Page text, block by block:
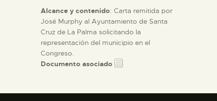
Alcance y contenido: Carta remitida por
José Murphy al Ayuntamiento de Santa
Cruz de La Palma solicitando la
representación del municipio en el
Congreso.
Documento asociado